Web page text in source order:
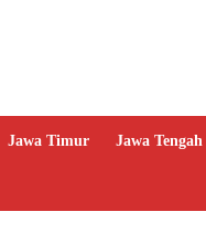
Jawa Timur Jawa Tengah